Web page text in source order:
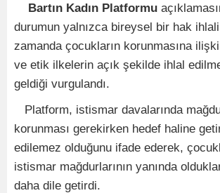
Bartın Kadın Platformu
durumun yalnızca bireysel bir hak ihlali
zamanda çocukların korunmasına
ve etik ilkelerin açık şekilde ihlal
geldiği vurgulandı.
Platform, istismar davalarında
korunması gerekirken hedef haline
edilemez olduğunu ifade ederek,
istismar mağdurlarının yanında
daha dile getirdi.